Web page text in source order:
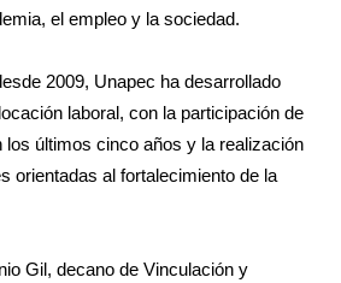
el empleo y la sociedad.
2009, Unapec ha desarrollado
laboral, con la participación de
últimos cinco años y la realización
orientadas al fortalecimiento de la
Gil, decano de Vinculación y